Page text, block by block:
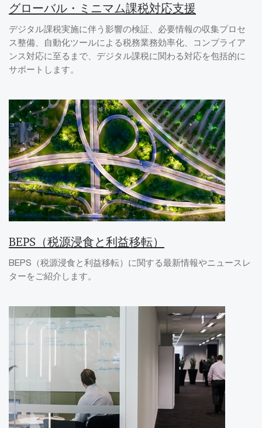
グローバル・ミニマム課税対応支援
デジタル課税実施に伴う影響の検証、必要情報の収集プロセ
ス整備、自動化ツールによる税務業務効率化、コンプライア
ンス対応に至るまで、デジタル課税に関わる対応を包括的に
サポートします。
BEPS（税源浸食と利益移転）
BEPS（税源浸食と利益移転）に関する最新情報やニュースレ
ターをご紹介します。